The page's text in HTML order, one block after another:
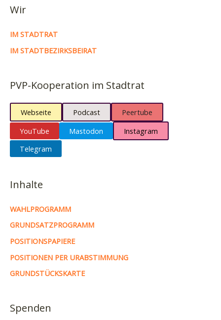
Wir
IM STADTRAT
IM STADTBEZIRKSBEIRAT
PVP-Kooperation im Stadtrat
Webseite Podcast
Peertube
YouTube
Mastodon
Instagram
Telegram
Inhalte
WAHLPROGRAMM
GRUNDSATZPROGRAMM
POSITIONSPAPIERE
POSITIONEN PER URABSTIMMUNG
GRUNDSTÜCKSKARTE
Spenden